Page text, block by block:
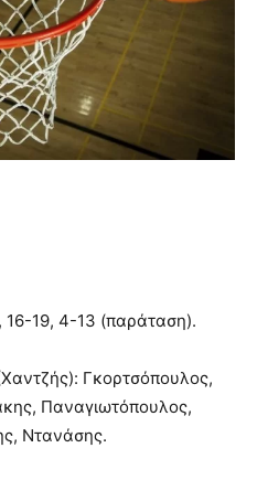
16-19, 4-13 (παράταση).
Γκορτσόπουλος,
Παναγιωτόπουλος,
Ντανάσης.